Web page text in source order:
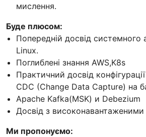
мислення.
Буде плюсом:
Попередній досвід системного
Linux.
Поглиблені знання AWS,K8s
Практичний досвід
CDC (Change Data Capture) на
Apache Kafka(MSK) и Debezium
Досвід з
Ми пропонуємо: